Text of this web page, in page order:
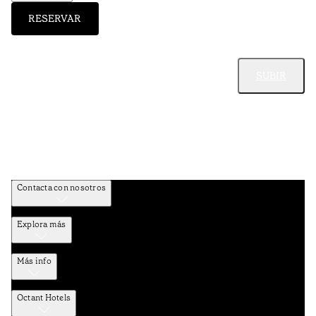
RESERVAR
Contacta con nosotros
Explora más
Más info
Octant Hotels